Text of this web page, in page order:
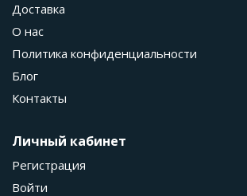
Доставка
О нас
Политика конфиденциальности
Блог
Контакты
Личный кабинет
Регистрация
Войти